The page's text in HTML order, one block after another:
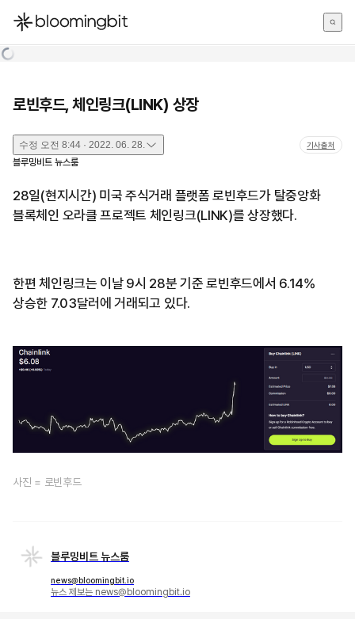
한국어
로빈후드, 체인링크(LINK) 상장
수정 오전 8:44 · 2022. 06. 28. 기사출처
블루밍비트 뉴스룸
28일(현지시간) 미국 주식거래 플랫폼 로빈후드가 탈중앙화
블록체인 오라클 프로젝트 체인링크(LINK)를 상장했다.
한편 체인링크는 이날 9시 28분 기준 로빈후드에서 6.14%
상승한 7.03달러에 거래되고 있다.
사진 = 로빈후드
블루밍비트 뉴스룸
news@bloomingbit.io
뉴스 제보는 news@bloomingbit.io